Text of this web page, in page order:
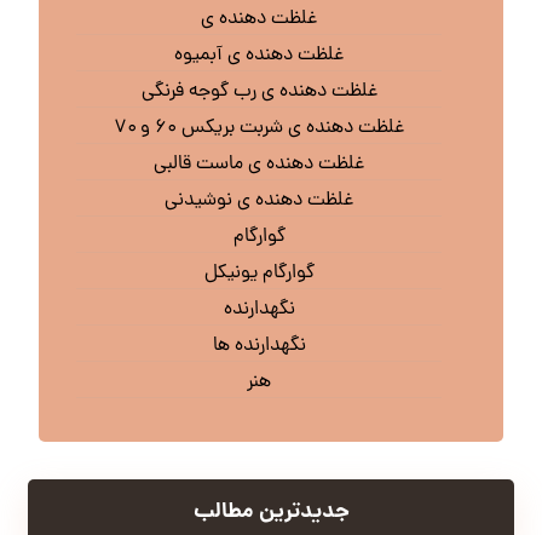
غلظت دهنده ی
غلظت دهنده ی آبمیوه
غلظت دهنده ی رب گوجه فرنگی
غلظت دهنده ی شربت بریکس ۶۰ و ۷۰
غلظت دهنده ی ماست قالبی
غلظت دهنده ی نوشیدنی
گوارگام
گوارگام یونیکل
نگهدارنده
نگهدارنده ها
هنر
جدیدترین مطالب